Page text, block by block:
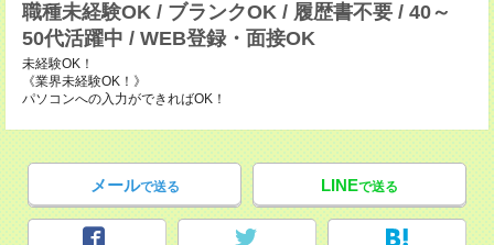
職種未経験OK / ブランクOK / 履歴書不要 / 40～
50代活躍中 / WEB登録・面接OK
未経験OK！
《業界未経験OK！》
パソコンへの入力ができればOK！
メールで送る LINEで送る